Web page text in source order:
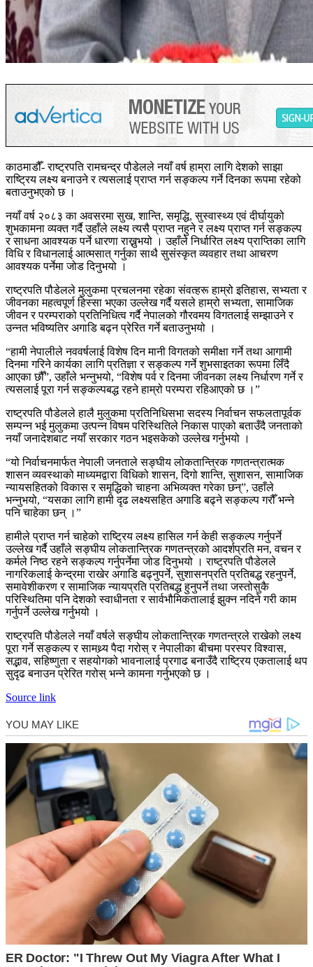
काठमाडौँ- राष्ट्रपति रामचन्द्र पौडेलले नयाँ वर्ष हाम्रा लागि देशको साझा
राष्ट्रिय लक्ष्य बनाउने र त्यसलाई प्राप्त गर्न सङ्कल्प गर्ने दिनका रूपमा रहेको
बताउनुभएको छ ।
नयाँ वर्ष २०८३ का अवसरमा सुख, शान्ति, समृद्धि, सुस्वास्थ्य एवं दीर्घायुको
शुभकामना व्यक्त गर्दै उहाँले लक्ष्य त्यसै प्राप्त नहुने र लक्ष्य प्राप्त गर्न सङ्कल्प
र साधना आवश्यक पर्ने धारणा राख्नुभयो । उहाँले निर्धारित लक्ष्य प्राप्तिका लागि
विधि र विधानलाई आत्मसात् गर्नुका साथै सुसंस्कृत व्यवहार तथा आचरण
आवश्यक पर्नेमा जोड दिनुभयो ।
राष्ट्रपति पौडेलले मुलुकमा प्रचलनमा रहेका संवत्हरू हाम्रो इतिहास, सभ्यता र
जीवनका महत्वपूर्ण हिस्सा भएका उल्लेख गर्दै यसले हाम्रो सभ्यता, सामाजिक
जीवन र परम्पराको प्रतिनिधित्व गर्दै नेपालको गौरवमय विगतलाई सम्झाउने र
उन्नत भविष्यतिर अगाडि बढ्न प्रेरित गर्ने बताउनुभयो ।
“हामी नेपालीले नववर्षलाई विशेष दिन मानी विगतको समीक्षा गर्ने तथा आगामी
दिनमा गरिने कार्यका लागि प्रतिज्ञा र सङ्कल्प गर्ने शुभसाइतका रूपमा लिँदै
आएका छौँ”, उहाँले भन्नुभयो, “विशेष पर्व र दिनमा जीवनका लक्ष्य निर्धारण गर्ने र
त्यसलाई पूरा गर्न सङ्कल्पबद्ध रहने हाम्रो परम्परा रहिआएको छ ।”
राष्ट्रपति पौडेलले हालै मुलुकमा प्रतिनिधिसभा सदस्य निर्वाचन सफलतापूर्वक
सम्पन्न भई मुलुकमा उत्पन्न विषम परिस्थितिले निकास पाएको बताउँदै जनताको
नयाँ जनादेशबाट नयाँ सरकार गठन भइसकेको उल्लेख गर्नुभयो ।
“यो निर्वाचनमार्फत नेपाली जनताले सङ्घीय लोकतान्त्रिक गणतन्त्रात्मक
शासन व्यवस्थाको माध्यमद्वारा विधिको शासन, दिगो शान्ति, सुशासन, सामाजिक
न्यायसहितको विकास र समृद्धिको चाहना अभिव्यक्त गरेका छन्”, उहाँले
भन्नुभयो, “यसका लागि हामी दृढ लक्ष्यसहित अगाडि बढ्ने सङ्कल्प गरौँ भन्ने
पनि चाहेका छन् ।”
हामीले प्राप्त गर्न चाहेको राष्ट्रिय लक्ष्य हासिल गर्न केही सङ्कल्प गर्नुपर्ने
उल्लेख गर्दै उहाँले सङ्घीय लोकतान्त्रिक गणतन्त्रको आदर्शप्रति मन, वचन र
कर्मले निष्ठ रहने सङ्कल्प गर्नुपर्नेमा जोड दिनुभयो । राष्ट्रपति पौडेलले
नागरिकलाई केन्द्रमा राखेर अगाडि बढ्नुपर्ने, सुशासनप्रति प्रतिबद्ध रहनुपर्ने,
समावेशीकरण र सामाजिक न्यायप्रति प्रतिबद्ध हुनुपर्ने तथा जस्तोसुकै
परिस्थितिमा पनि देशको स्वाधीनता र सार्वभौमिकतालाई झुक्न नदिने गरी काम
गर्नुपर्ने उल्लेख गर्नुभयो ।
राष्ट्रपति पौडेलले नयाँ वर्षले सङ्घीय लोकतान्त्रिक गणतन्त्रले राखेको लक्ष्य
पूरा गर्ने सङ्कल्प र सामथ्र्य पैदा गरोस् र नेपालीका बीचमा परस्पर विश्वास,
सद्भाव, सहिष्णुता र सहयोगको भावनालाई प्रगाढ बनाउँदै राष्ट्रिय एकतालाई थप
सुदृढ बनाउन प्रेरित गरोस् भन्ने कामना गर्नुभएको छ ।
Source link